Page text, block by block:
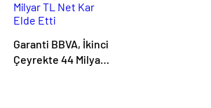
Garanti BBVA, İkinci
Çeyrekte 44 Milyar